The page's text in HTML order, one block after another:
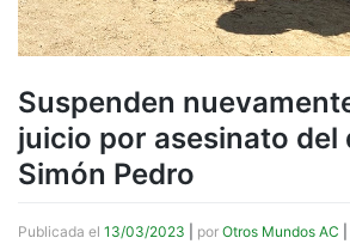
Suspenden
juicio por asesinato del
Simón Pedro
Publicada el 13/03/2023 por Otros Mundos AC